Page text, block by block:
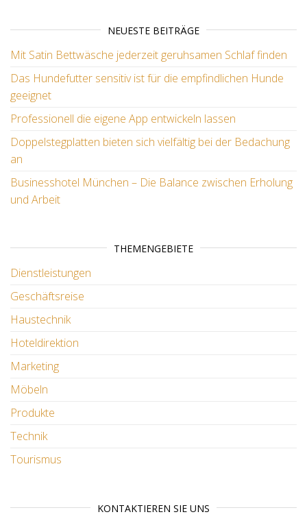
NEUESTE BEITRÄGE
Mit Satin Bettwäsche jederzeit geruhsamen Schlaf finden
Das Hundefutter sensitiv ist für die empfindlichen Hunde
geeignet
Professionell die eigene App entwickeln lassen
Doppelstegplatten bieten sich vielfältig bei der Bedachung
an
Businesshotel München – Die Balance zwischen Erholung
und Arbeit
THEMENGEBIETE
Dienstleistungen
Geschäftsreise
Haustechnik
Hoteldirektion
Marketing
Möbeln
Produkte
Technik
Tourismus
KONTAKTIEREN SIE UNS